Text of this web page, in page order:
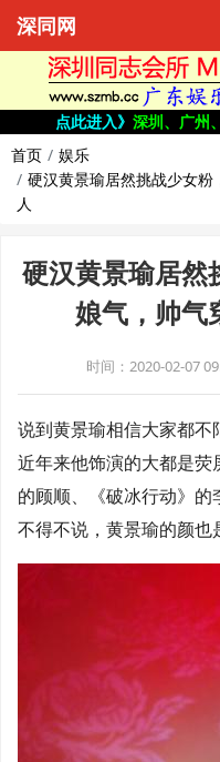
深同网
点此进入》 深圳、广州
首页
娱乐
硬汉黄景瑜居然挑战少女
人
硬汉黄景瑜居然
娘气，帅气
时间：2020-02-07
说到黄景瑜相信大家都
近年来他饰演的大都是荧
的顾顺、《破冰行动》的
不得不说，黄景瑜的颜也